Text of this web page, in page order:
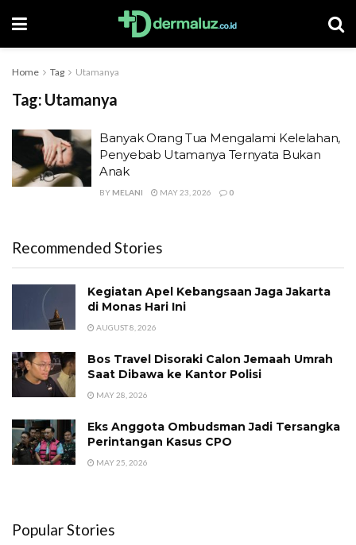
Home Tag Utamanya
Tag: Utamanya
Banyak Orang Tua Mengalami Kelelahan,
Penyebab Utamanya Ternyata Bukan
Anak
BY MELANI MAY 23, 2026 0
Recommended Stories
Kegiatan Apel Kebangsaan Jaga Jakarta
di Monas Hari Ini
AUGUST 8, 2026
Bos Travel Disoraki Calon Jemaah Umrah
Saat Dibawa ke Kantor Polisi
MAY 28, 2026
Eks Anggota Ombudsman Jadi Tersangka
Perintangan Kasus CPO
MAY 25, 2026
Popular Stories